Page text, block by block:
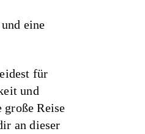
eine
für
und
große Reise
an dieser